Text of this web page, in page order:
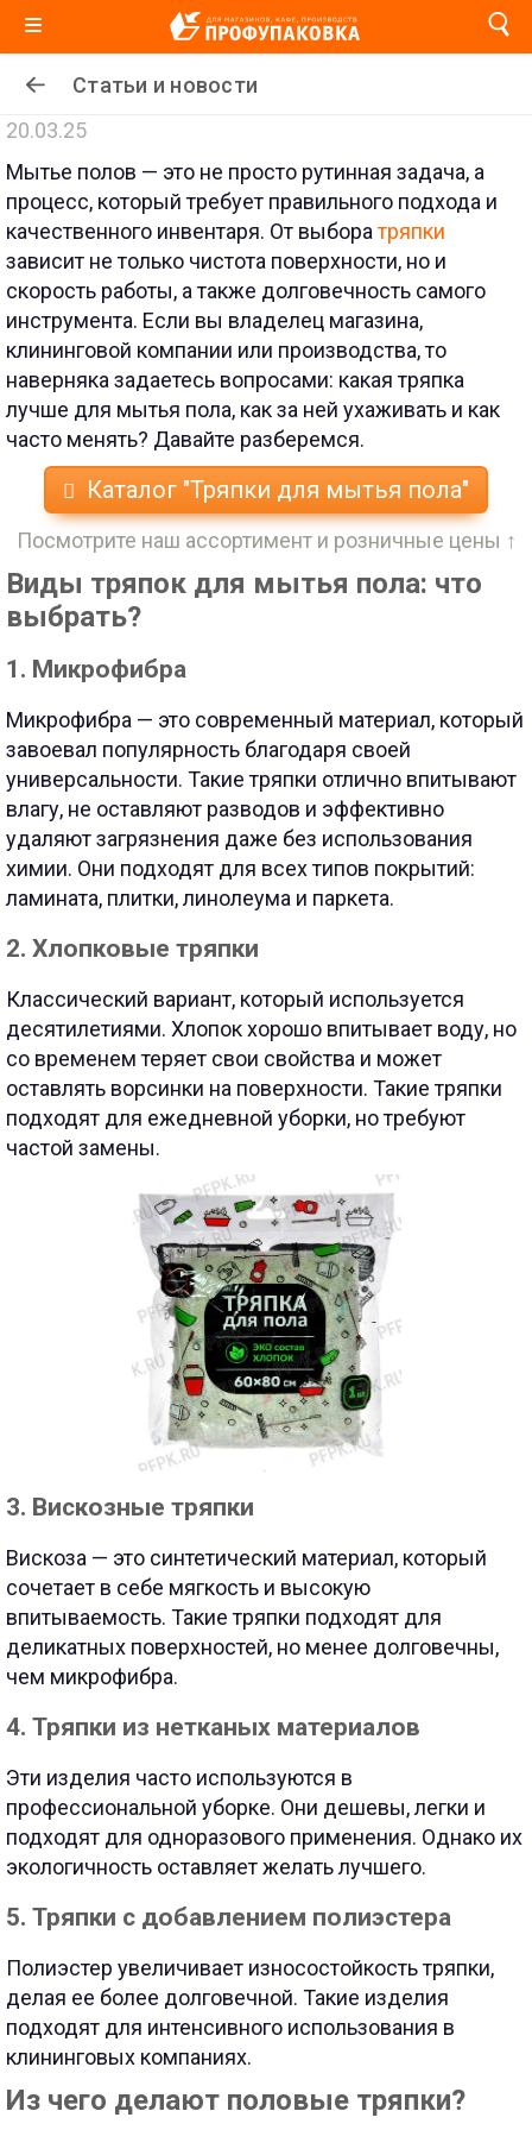
Статьи и новости
20.03.25
Мытье полов — это не просто рутинная задача, а
процесс, который требует правильного подхода и
качественного инвентаря. От выборатряпки
зависит не только чистота поверхности, но и
скорость работы, а также долговечность самого
инструмента. Если вы владелец магазина,
клининговой компании или производства, то
наверняка задаетесь вопросами: какая тряпка
лучше для мытья пола, как за ней ухаживать и как
часто менять? Давайте разберемся.
Каталог "Тряпки для мытья пола"
Посмотрите наш ассортимент и розничные цены ↑
Виды тряпок для мытья пола: что
выбрать?
1. Микрофибра
Микрофибра — это современный материал, который
завоевал популярность благодаря своей
универсальности. Такие тряпки отлично впитывают
влагу, не оставляют разводов и эффективно
удаляют загрязнения даже без использования
химии. Они подходят для всех типов покрытий:
ламината, плитки, линолеума и паркета.
2. Хлопковые тряпки
Классический вариант, который используется
десятилетиями. Хлопок хорошо впитывает воду, но
со временем теряет свои свойства и может
оставлять ворсинки на поверхности. Такие тряпки
подходят для ежедневной уборки, но требуют
частой замены.
3. Вискозные тряпки
Вискоза — это синтетический материал, который
сочетает в себе мягкость и высокую
впитываемость. Такие тряпки подходят для
деликатных поверхностей, но менее долговечны,
чем микрофибра.
4. Тряпки из нетканых материалов
Эти изделия часто используются в
профессиональной уборке. Они дешевы, легки и
подходят для одноразового применения. Однако их
экологичность оставляет желать лучшего.
5. Тряпки с добавлением полиэстера
Полиэстер увеличивает износостойкость тряпки,
делая ее более долговечной. Такие изделия
подходят для интенсивного использования в
клининговых компаниях.
Из чего делают половые тряпки?